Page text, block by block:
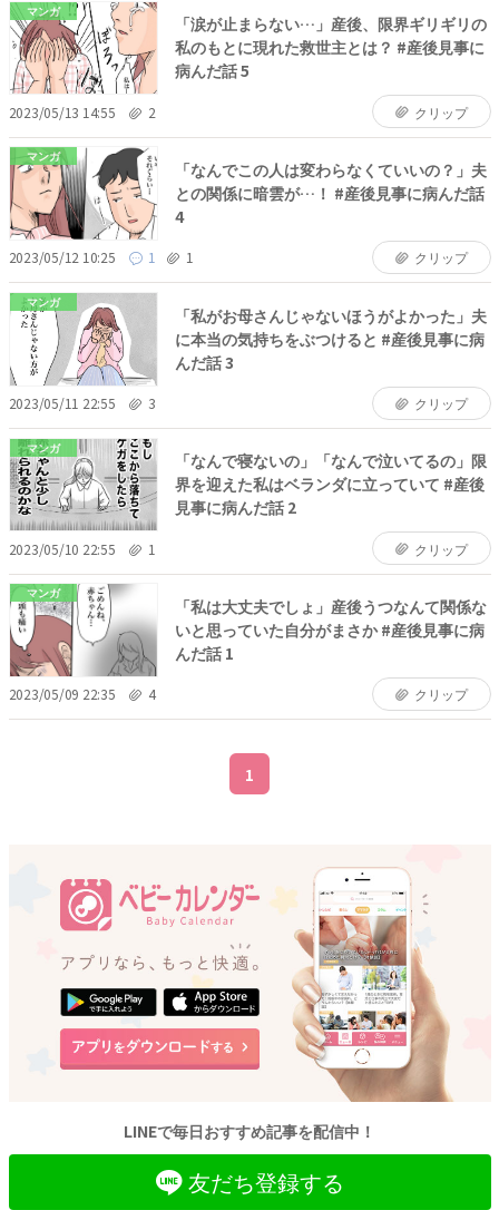
マンガ
「涙が止まらない…」産後、限界ギリギリの
私のもとに現れた救世主とは？ #産後見事に
病んだ話 5
2023/05/13 14:55 2 クリップ
マンガ
「なんでこの人は変わらなくていいの？」夫
との関係に暗雲が…！ #産後見事に病んだ話
4
2023/05/12 10:25 1 1 クリップ
マンガ
「私がお母さんじゃないほうがよかった」夫
に本当の気持ちをぶつけると #産後見事に病
んだ話 3
2023/05/11 22:55 3 クリップ
マンガ
「なんで寝ないの」「なんで泣いてるの」限
界を迎えた私はベランダに立っていて #産後
見事に病んだ話 2
2023/05/10 22:55 1 クリップ
マンガ
「私は大丈夫でしょ」産後うつなんて関係な
いと思っていた自分がまさか #産後見事に病
んだ話 1
2023/05/09 22:35 4 クリップ
1
LINEで毎日おすすめ記事を配信中！
友だち登録する